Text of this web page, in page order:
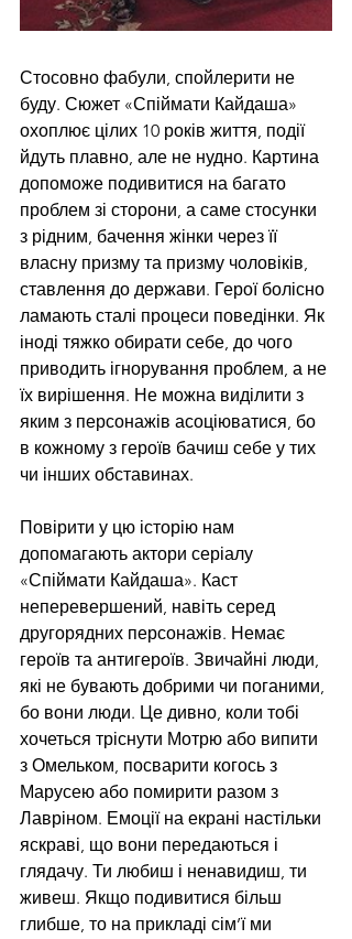
Стосовно фабули, спойлерити не
буду. Сюжет «Спіймати Кайдаша»
охоплює цілих 10 років життя, події
йдуть плавно, але не нудно. Картина
допоможе подивитися на багато
проблем зі сторони, а саме стосунки
з рідним, бачення жінки через її
власну призму та призму чоловіків,
ставлення до держави. Герої болісно
ламають сталі процеси поведінки. Як
іноді тяжко обирати себе, до чого
приводить ігнорування проблем, а не
їх вирішення. Не можна виділити з
яким з персонажів асоціюватися, бо
в кожному з героїв бачиш себе у тих
чи інших обставинах.
Повірити у цю історію нам
допомагають актори серіалу
«Спіймати Кайдаша». Каст
неперевершений, навіть серед
другорядних персонажів. Немає
героїв та антигероїв. Звичайні люди,
які не бувають добрими чи поганими,
бо вони люди. Це дивно, коли тобі
хочеться тріснути Мотрю або випити
з Омельком, посварити когось з
Марусею або помирити разом з
Лавріном. Емоції на екрані настільки
яскраві, що вони передаються і
глядачу. Ти любиш і ненавидиш, ти
живеш. Якщо подивитися більш
глибше, то на прикладі сім’ї ми